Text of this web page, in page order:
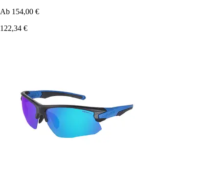
Ab 154,00 €
122,34 €